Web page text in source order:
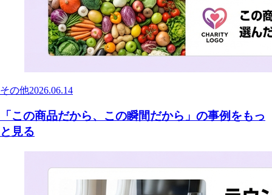
その他2026.06.14
「この商品だから、この瞬間だから」の事例をもっ
と見る